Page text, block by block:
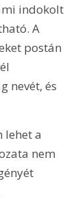
indokolt
A
postán
nevét, és
lehet a
nem